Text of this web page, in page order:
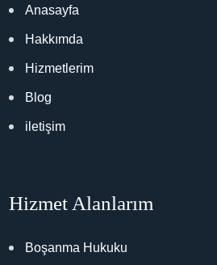
Anasayfa
Hakkımda
Hizmetlerim
Blog
iletişim
Hizmet Alanlarım
Boşanma Hukuku